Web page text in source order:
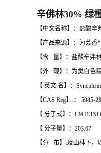
辛佛林30% 绿
【中文名称】：盐酸辛
【产品来源】：为芸香
【含 量】：盐酸辛弗
【外 观】：为类白色
【 英文 名】：
【CAS Reg】.： 5985-
【 分子式】：
【 分子量】：203.67
【分 布】:及山林下，